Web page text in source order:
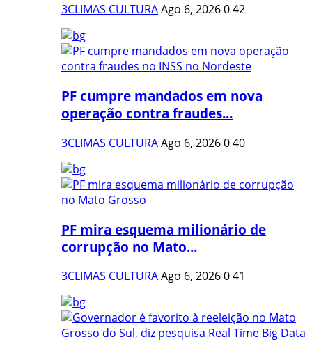
3CLIMAS CULTURAAgo 6, 2026042
PF cumpre mandados em nova
operação contra fraudes...
3CLIMAS CULTURAAgo 6, 2026040
PF mira esquema milionário de
corrupção no Mato...
3CLIMAS CULTURAAgo 6, 2026041